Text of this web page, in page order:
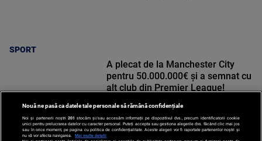
SPORT
A plecat de la Manchester City
pentru 50.000.000€ și a semnat cu
alt club din Premier League!
Nouă ne pasă ca datele tale personale să rămână confidențiale
Noi și partenerii noștri 201 stocăm și/sau accesăm informații pe dispozitivul dvs., precum identificatorii cookie
unici pentru prelucrarea datelor cu caracter personal. Puteți accepta sau gestiona alegerile dvs. făcând clic mai jos
sau în orice moment, pe pagina cu politica de confidențialitate. Aceste alegeri vor fi raportate partenerilor noștri și
nu vă vor afecta navigarea.
Mai multe detalii